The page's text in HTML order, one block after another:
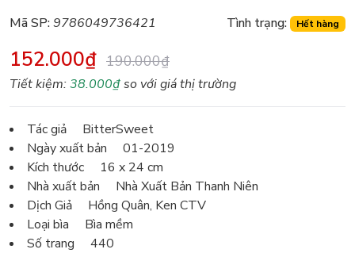
Mã SP:9786049736421 Tình trạng: Hết hàng
152.000₫ 190.000₫
Tiết kiệm:38.000₫so với giá thị trường
Tác giả BitterSweet
Ngày xuất bản 01-2019
Kích thước 16 x 24 cm
Nhà xuất bản Nhà Xuất Bản Thanh Niên
Dịch Giả Hồng Quân, Ken CTV
Loại bìa Bìa mềm
Số trang 440